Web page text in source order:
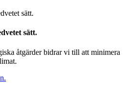
sätt.
åtgärder bidrar vi till att minimera